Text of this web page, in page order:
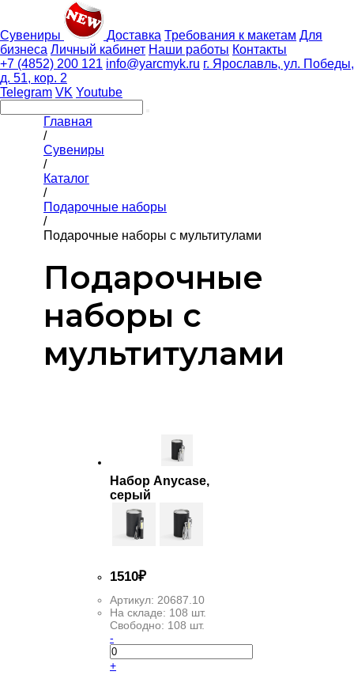
Сувениры Доставка Требования к макетам Для
бизнеса Личный кабинет Наши работы Контакты
+7 (4852) 200 121 info@yarcmyk.ru г. Ярославль, ул. Победы,
д. 51, кор. 2
Telegram VK Youtube
Главная
/
Сувениры
/
Каталог
/
Подарочные наборы
/
Подарочные наборы с мультитулами
Подарочные
наборы с
мультитулами
Набор Anycase,
серый
1510₽
Артикул: 20687.10
На складе: 108 шт.
Свободно: 108 шт.
-
+